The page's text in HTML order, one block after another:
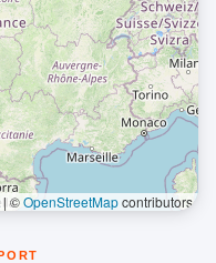
|©OpenStreetMapcontributors